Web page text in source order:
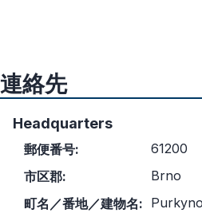
連絡先
Headquarters
郵便番号:
61200
市区郡:
Brno
町名／番地／建物名: